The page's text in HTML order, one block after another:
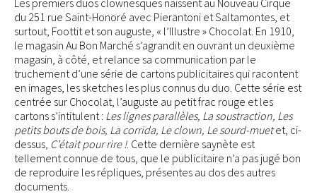
Les premiers duos clownesques naissent au Nouveau Cirque
du 251 rue Saint-Honoré avec Pierantoni et Saltamontes, et
surtout, Foottit et son auguste, « l’Illustre » Chocolat. En 1910,
le magasin Au Bon Marché s’agrandit en ouvrant un deuxième
magasin, à côté, et relance sa communication par le
truchement d’une série de cartons publicitaires qui racontent
en images, les sketches les plus connus du duo. Cette série est
centrée sur Chocolat, l’auguste au petit frac rouge et les
cartons s’intitulent : Les lignes parallèles, La soustraction, Les
petits bouts de bois, La corrida, Le clown, Le sourd-muetet, ci-
dessus, C’était pour rire !. Cette dernière saynète est
tellement connue de tous, que le publicitaire n’a pas jugé bon
de reproduire les répliques, présentes au dos des autres
documents.